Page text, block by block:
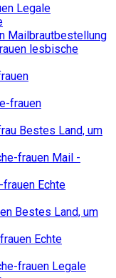
Legale
Mailbrautbestellung
lesbische
frauen
Bestes Land, um
frauen Mail -
Echte
Bestes Land, um
Echte
frauen Legale